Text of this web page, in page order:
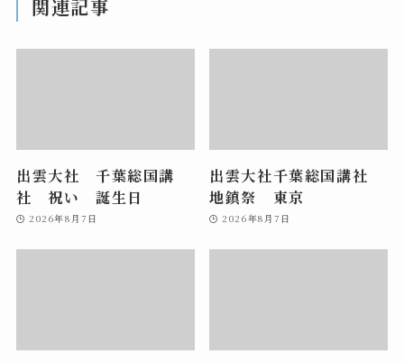
関連記事
出雲大社 千葉総国講
社 祝い 誕生日
2026年8月7日
出雲大社千葉総国講社
地鎮祭 東京
2026年8月7日